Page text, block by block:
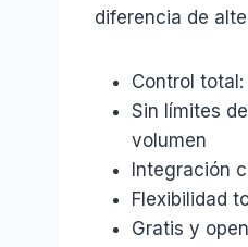
diferencia de
Control
Sin límites
volumen
Integración
Flexibilidad
Gratis y